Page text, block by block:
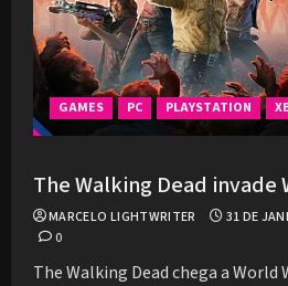
GAMES PC PLAYSTATION
The Walking Dead invade
MARCELO LIGHTWRITER
31 DE
0
The Walking Dead chega a World